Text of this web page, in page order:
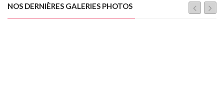
NOS DERNIÈRES GALERIES PHOTOS